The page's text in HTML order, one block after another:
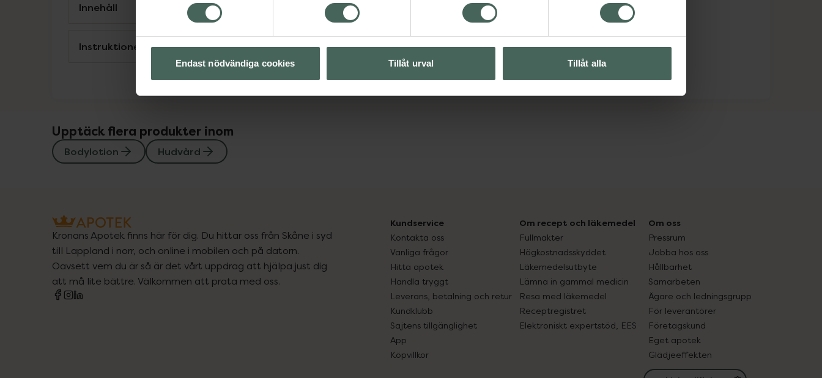
Endast nödvändiga cookies Tillåt urval Tillåt alla
Innehåll Visa
Instruktioner Visa
Upptäck flera produkter inom
Bodylotion Hudvård
Kronans Apotek finns här för dig. Du hittar oss från Skåne i syd
till Lappland i norr, och online i mobilen och på datorn.
Oavsett vem du är så är det vårt uppdrag att hjälpa just dig
att må lite bättre. Välkommen att prata med oss.
Kundservice
Kontakta oss
Vanliga frågor
Hitta apotek
Handla tryggt
Leverans, betalning och retur
Kundklubb
Sajtens tillgänglighet
App
Köpvillkor
Om recept och läkemedel
Fullmakter
Högkostnadsskyddet
Läkemedelsutbyte
Lämna in gammal medicin
Resa med läkemedel
Receptregistret
Elektroniskt expertstöd, EES
Om oss
Pressrum
Jobba hos oss
Hållbarhet
Samarbeten
Ägare och ledningsgrupp
För leverantörer
Företagskund
Eget apotek
Glädjeeffekten